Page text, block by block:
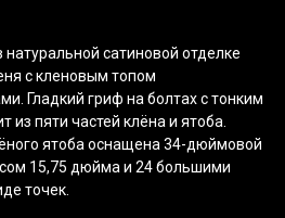
натуральной сатиновой отделке
с кленовым топом
Гладкий гриф на болтах с тонким
из пяти частей клёна и ятоба.
ятоба оснащена 34-дюймовой
15,75 дюйма и 24 большими
точек.